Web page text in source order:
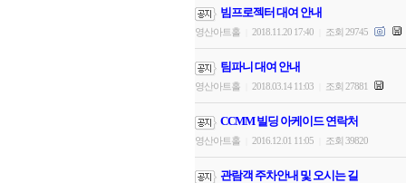
빔프로젝터 대여 안내
영산아트홀 2018.11.20 17:40 조회 29745
팀파니 대여 안내
영산아트홀 2018.03.14 11:03 조회 27881
CCMM 빌딩 아케이드 연락처
영산아트홀 2016.12.01 11:05 조회 39820
관람객 주차안내 및 오시는 길